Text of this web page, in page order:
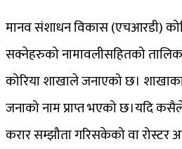
मानव संशाधन विकास (एचआरडी)
सक्नेहरुको नामावलीसहितको
कोरिया शाखाले जनाएको छ।
जनाको नाम प्राप्त भएको छ।यदि
करार सम्झौता गरिसकेको वा